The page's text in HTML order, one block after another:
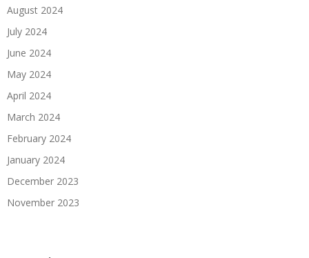
August 2024
July 2024
June 2024
May 2024
April 2024
March 2024
February 2024
January 2024
December 2023
November 2023